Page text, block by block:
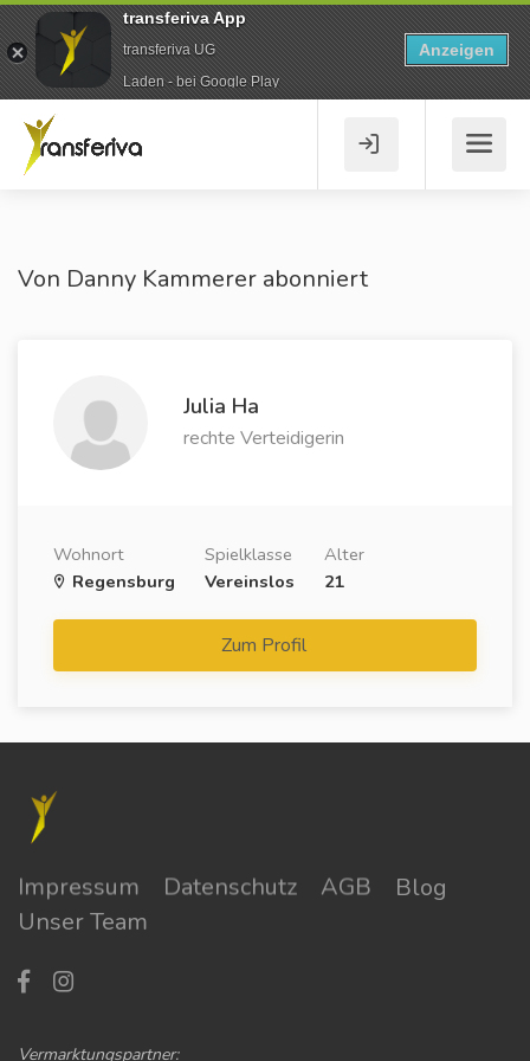
Von Danny Kammerer abonniert
Julia Ha
rechte Verteidigerin
Wohnort
Regensburg
Spielklasse
Vereinslos
Alter
21
Zum Profil
Impressum Datenschutz AGB
Blog
Unser Team
Vermarktungspartner:
transferiva App
transferiva UG
Laden - bei Google Play
Anzeigen